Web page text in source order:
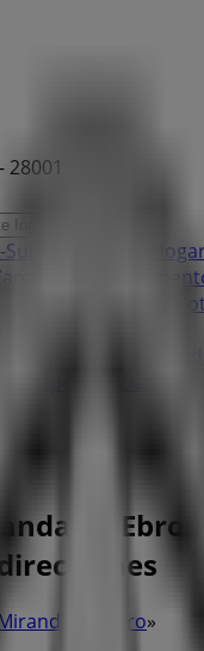
y
y Bebés
Coches,
y
y Papelerías Bancos
de Ebro
de Ebro»